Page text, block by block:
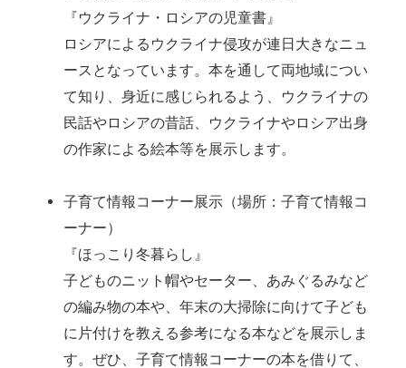
『ウクライナ・ロシアの児童書』
ロシアによるウクライナ侵攻が連日大きなニュ
ースとなっています。本を通して両地域につい
て知り、身近に感じられるよう、ウクライナの
民話やロシアの昔話、ウクライナやロシア出身
の作家による絵本等を展示します。
子育て情報コーナー展示（場所：子育て情報コ
ーナー）
『ほっこり冬暮らし』
子どものニット帽やセーター、あみぐるみなど
の編み物の本や、年末の大掃除に向けて子ども
に片付けを教える参考になる本などを展示しま
す。ぜひ、子育て情報コーナーの本を借りて、